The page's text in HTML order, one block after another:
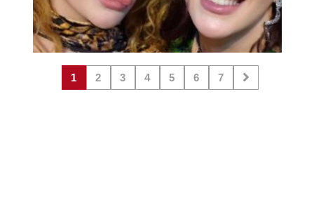
1 2 3 4 5 6 7